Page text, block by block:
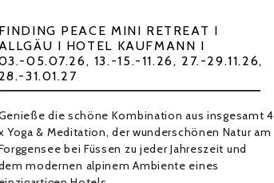
FINDING PEACE MINI RETREAT I
I HOTEL KAUFMANN I
05.07.26, 13.-15.-11.26, 27.-29.11.26,
28.-31.01.27
die schöne Kombination aus insgesamt 4
Yoga & Meditation, der wunderschönen Natur am
bei Füssen zu jeder Jahreszeit und
modernen alpinem Ambiente eines